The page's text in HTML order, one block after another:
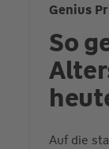
Genius
So
Auf die